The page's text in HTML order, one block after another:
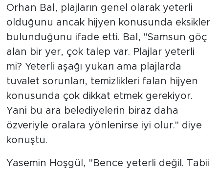
Orhan Bal, plajların genel olarak yeterli
olduğunu ancak hijyen konusunda eksikler
bulunduğunu ifade etti. Bal, "Samsun göç
alan bir yer, çok talep var. Plajlar yeterli
mi? Yeterli aşağı yukarı ama plajlarda
tuvalet sorunları, temizlikleri falan hijyen
konusunda çok dikkat etmek gerekiyor.
Yani bu ara belediyelerin biraz daha
özveriyle oralara yönlenirse iyi olur." diye
konuştu.
Yasemin Hoşgül, "Bence yeterli değil. Tabii